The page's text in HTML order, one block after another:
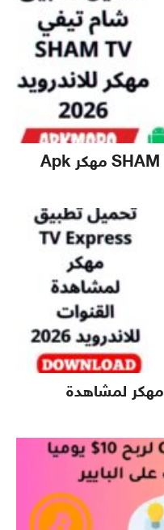
تحميل تطبيق شام تيفي SHAM TV مهكر Apk
تحميل تطبيق TV Express مهكر لمشاهدة